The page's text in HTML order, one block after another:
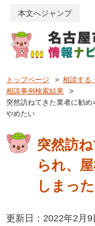
本文へジャンプ
トップページ > 相談する
相談事例検索結果
>
突然訪ねてきた業者に勧
やめたい
突然訪
られ、
しまっ
更新日：2022年2月9